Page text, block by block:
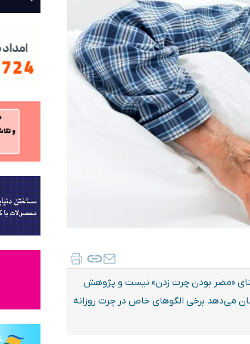
«مضر بودن چرت زدن» نیست و پژوهش
می‌دهد برخی الگوهای خاص در چرت روزانه